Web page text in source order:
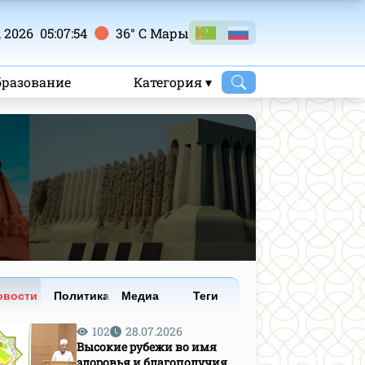
05:07:55 36° C Mары
Категория ▾
Политика Медиа Теги
102
28.07.2026
Высокие рубежи во имя